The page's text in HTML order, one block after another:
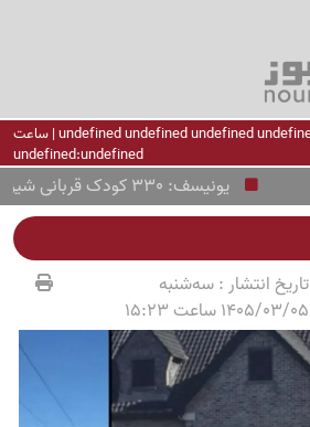
undefined undefined undefined undefined | ساعت
undefined:undefined
یونیسف: 330 کودک قربانی شیوع ابولا در کنگو شدند
تاریخ انتشار :سه‌شنبه
1405/03/05 ساعت 15:23